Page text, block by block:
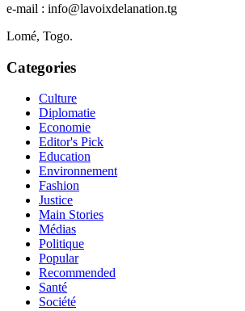
e-mail : info@lavoixdelanation.tg
Lomé, Togo.
Categories
Culture
Diplomatie
Economie
Editor's Pick
Education
Environnement
Fashion
Justice
Main Stories
Médias
Politique
Popular
Recommended
Santé
Société